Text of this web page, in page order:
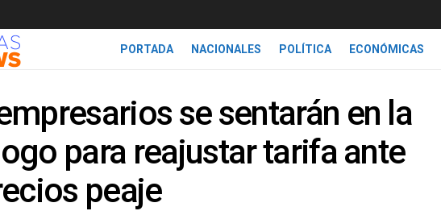
PORTADA NACIONALES POLÍTICA ECONÓMICAS
se sentarán en la
para reajustar tarifa ante
peaje